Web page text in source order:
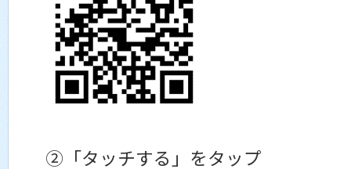
②「タッチする」をタップ